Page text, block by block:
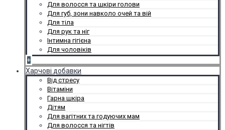
Для волосся та шкіри голови
Для губ, зони навколо очей та вій
Для тіла
Для рук та ніг
Інтимна гігієна
Для чоловіків
+
Харчові добавки
Від стресу
Вітаміни
Гарна шкіра
Дітям
Для вагітних та годуючих мам
Для волосся та нігтів